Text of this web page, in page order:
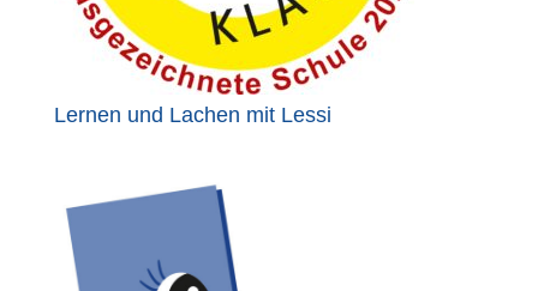
Lernen und Lachen mit Lessi